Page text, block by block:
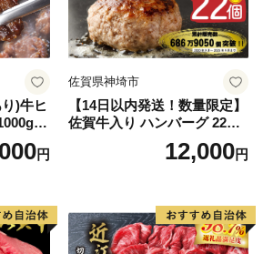
)牛ヒ
円
佐賀県神埼市
【14日以内発送！数量限定】
佐賀牛入り ハンバーグ 22個
2.6kg(120g×22個)【佐賀牛
黒毛和牛 ブランド牛 九州 ハ
気】(H083106)
12,000円